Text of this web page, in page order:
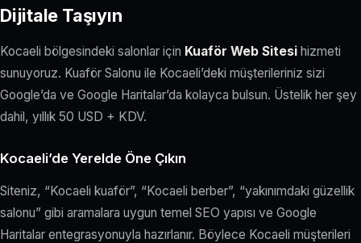
Dijitale Taşıyın
Kocaeli bölgesindeki salonlar için Kuaför Web Sitesi hizmeti
sunuyoruz. Kuaför Salonu ile Kocaeli’deki müşterileriniz sizi
Google’da ve Google Haritalar’da kolayca bulsun. Üstelik her şey
dahil, yıllık 50 USD + KDV.
Kocaeli’de Yerelde Öne Çıkın
Siteniz, “Kocaeli kuaför”, “Kocaeli berber”, “yakınımdaki güzellik
salonu” gibi aramalara uygun temel SEO yapısı ve Google
Haritalar entegrasyonuyla hazırlanır. Böylece Kocaeli müşterileri